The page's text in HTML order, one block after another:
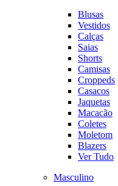
Blusas
Vestidos
Calças
Saias
Shorts
Camisas
Croppeds
Casacos
Jaquetas
Macacão
Coletes
Moletom
Blazers
Ver Tudo
Masculino